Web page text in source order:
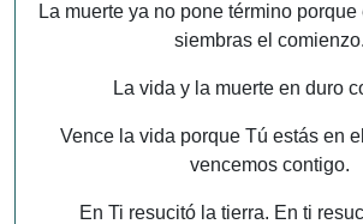
La muerte ya no pone término
siembras el comienzo.
La vida y la muerte en duro
Vence la vida porque Tú estás en
vencemos contigo.
En Ti resucitó la tierra. En ti